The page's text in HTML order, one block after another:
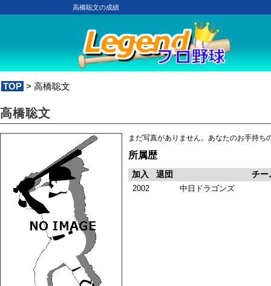
高橋聡文の成績
TOP > 高橋聡文
高橋聡文
まだ写真がありません。あなたのお手持ち
所属歴
加入 退団 チー
2002 中日ドラゴンズ